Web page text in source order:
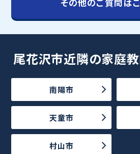
尾花沢市近隣の家庭
南陽市
天童市
村山市